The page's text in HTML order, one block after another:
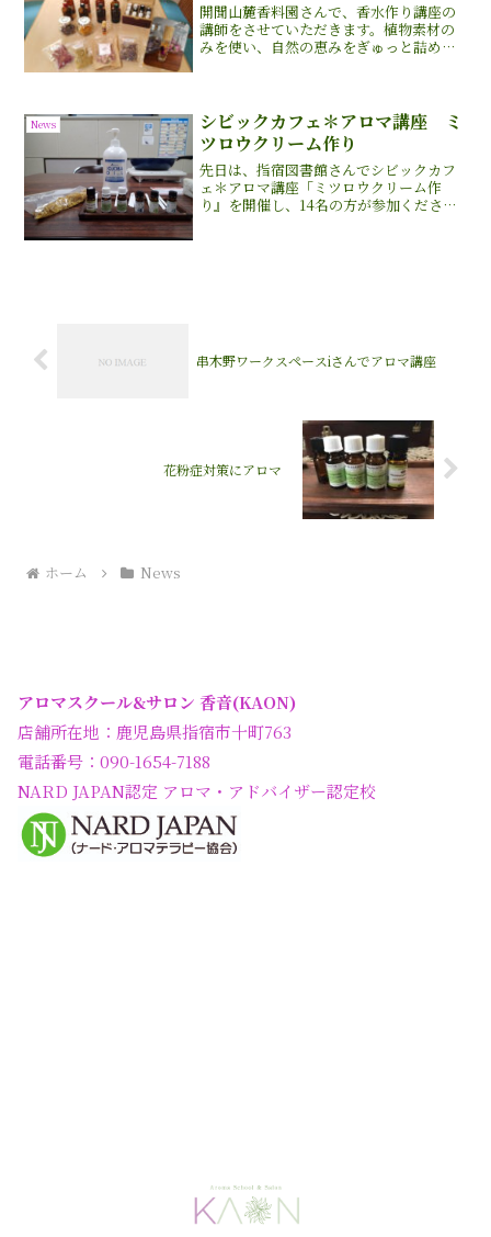
開聞山麓香料園さんで、香水作り講座の
講師をさせていただきます。植物素材の
みを使い、自然の恵みをぎゅっと詰め込
好きな方アロマに興味ある...
News
シビックカフェ＊アロマ講座 ミ
ツロウクリーム作り
先日は、指宿図書館さんでシビックカフ
ェ＊アロマ講座「ミツロウクリーム作
り』を開催し、14名の方が参加くださり
串木野ワークスペースiさんでアロマ講座
花粉症対策にアロマ
ホーム News
アロマスクール&サロン 香音(KAON)
店舗所在地：鹿児島県指宿市十町763
電話番号：090-1654-7188
NARD JAPAN認定 アロマ・アドバイザー認定校